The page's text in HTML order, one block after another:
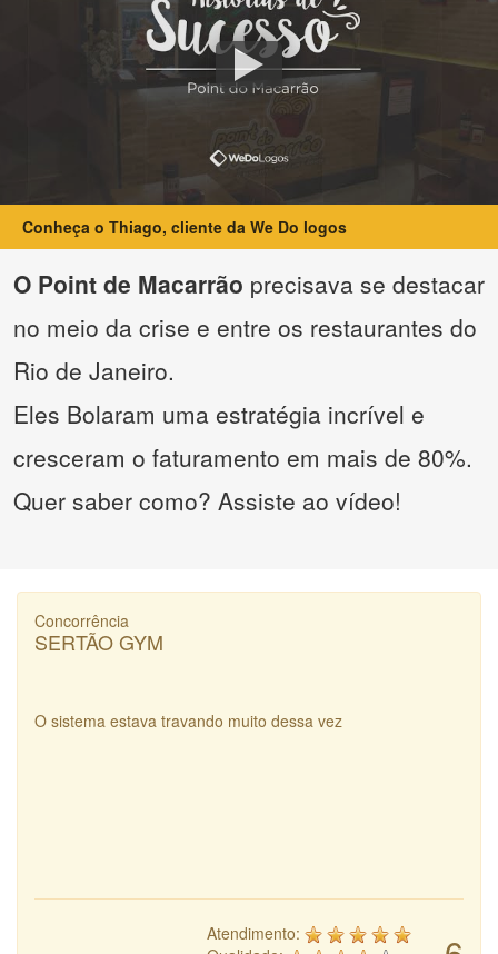
Conheça o Thiago, cliente da We Do logos
O Point de Macarrão precisava se destacar
no meio da crise e entre os restaurantes do
Rio de Janeiro.
Eles Bolaram uma estratégia incrível e
cresceram o faturamento em mais de 80%.
Quer saber como? Assiste ao vídeo!
Concorrência
SERTÃO GYM
O sistema estava travando muito dessa vez
Atendimento: